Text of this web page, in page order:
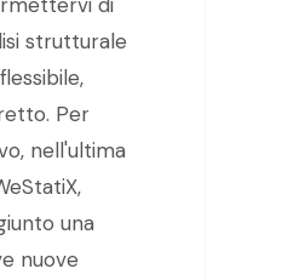
strutturale
Per
nell'ultima
una
nuove